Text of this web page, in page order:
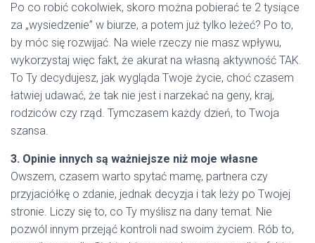
Po co robić cokolwiek, skoro można pobierać te 2 tysiące
za „wysiedzenie” w biurze, a potem już tylko leżeć? Po to,
by móc się rozwijać. Na wiele rzeczy nie masz wpływu,
wykorzystaj więc fakt, że akurat na własną aktywność TAK.
To Ty decydujesz, jak wygląda Twoje życie, choć czasem
łatwiej udawać, że tak nie jest i narzekać na geny, kraj,
rodziców czy rząd. Tymczasem każdy dzień, to Twoja
szansa.
3. Opinie innych są ważniejsze niż moje własne
Owszem, czasem warto spytać mamę, partnera czy
przyjaciółkę o zdanie, jednak decyzja i tak leży po Twojej
stronie. Liczy się to, co Ty myślisz na dany temat. Nie
pozwól innym przejąć kontroli nad swoim życiem. Rób to,